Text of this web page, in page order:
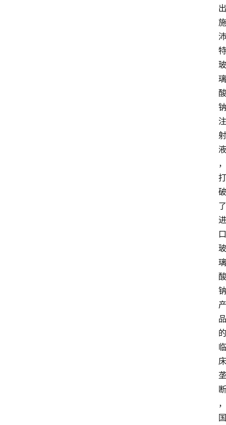
出
施
沛
特
玻
璃
酸
钠
注
射
液
，
打
破
了
进
口
玻
璃
酸
钠
产
品
的
临
床
垄
断
，
国